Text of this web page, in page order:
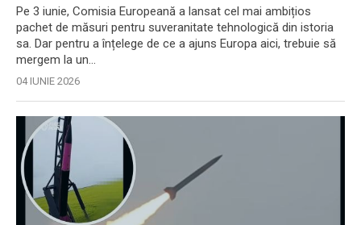
Pe 3 iunie, Comisia Europeană a lansat cel mai ambițios
pachet de măsuri pentru suveranitate tehnologică din istoria
sa. Dar pentru a înțelege de ce a ajuns Europa aici, trebuie să
mergem la un...
04 IUNIE 2026